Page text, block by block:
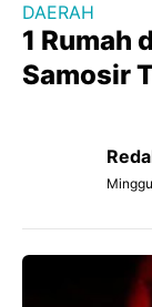
DAERAH
1 Rumah
Samosir